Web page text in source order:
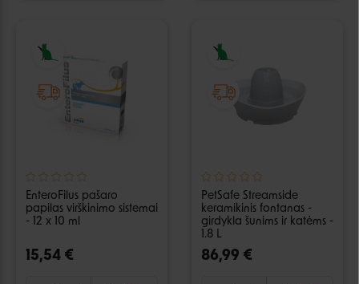
EnteroFilus pašaro
papilas virškinimo sistemai
- 12 x 10 ml
15,54 €
PetSafe Streamside
keramikinis fontanas -
girdykla šunims ir katėms -
1.8 L
86,99 €